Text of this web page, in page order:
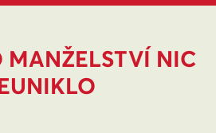
MANŽELSTVÍ NIC